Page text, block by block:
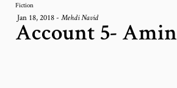
Fiction
Jan 18, 2018- Mehdi Navid
Account 5- Amin